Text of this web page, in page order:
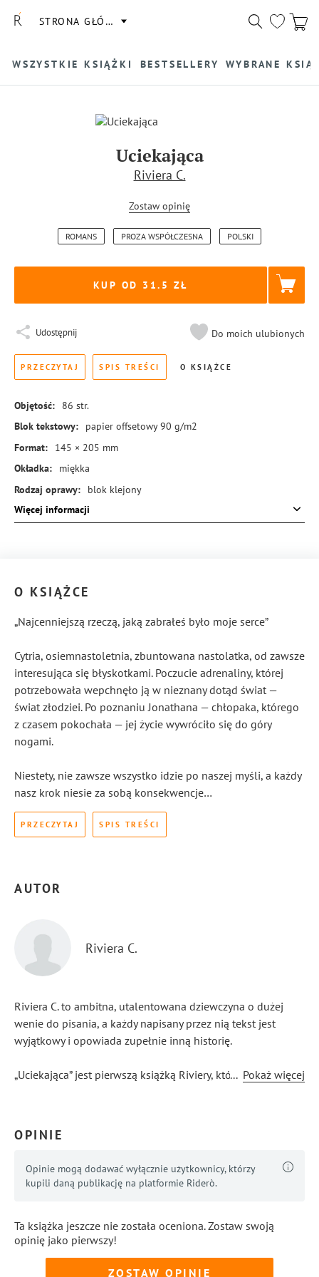
STRONA GŁÓWNA
WSZYSTKIE KSIĄŻKI BESTSELLERY WYBRANE
Uciekająca
Riviera C.
Zostaw opinię
ROMANS PROZA WSPÓŁCZESNA POLSKI
KUP OD 31.5
Udostępnij Do moich ulubionych
PRZECZYTAJ SPIS TREŚCI O KSIĄŻCE
Objętość: 86 str.
Blok tekstowy:
papier offsetowy 90 g/m2
Format:
145 × 205 mm
Okładka:
miękka
Rodzaj oprawy:
blok klejony
ISBN:
978-83-8369-382-8
Więcej informacji
O KSIĄŻCE
„Najcenniejszą rzeczą, jaką zabrałeś było moje serce”
Cytria, osiemnastoletnia, zbuntowana nastolatka, od zawsze
interesująca się błyskotkami. Poczucie adrenaliny, której
potrzebowała wepchnęło ją w nieznany dotąd świat —
świat złodziei. Po poznaniu Jonathana — chłopaka, którego
z czasem pokochała — jej życie wywróciło się do góry
nogami.
Niestety, nie zawsze wszystko idzie po naszej myśli, a każdy
nasz krok niesie za sobą konsekwencje…
PRZECZYTAJ SPIS TREŚCI
AUTOR
Riviera C.
Riviera C. to ambitna, utalentowana dziewczyna o dużej
wenie do pisania, a każdy napisany przez nią tekst jest
wyjątkowy i opowiada zupełnie inną historię.
„Uciekająca” jest pierwszą książką Riviery, którą
... Pokaż więcej
OPINIE
Opinie mogą dodawać wyłącznie użytkownicy, którzy
kupili daną publikację na platformie Riderò.
Ta książka jeszcze nie została oceniona. Zostaw swoją
opinię jako pierwszy!
ZOSTAW OPINIĘ